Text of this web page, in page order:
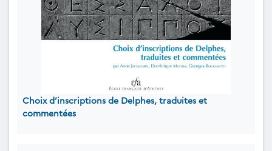
Choix d’inscriptions de Delphes, traduites et
commentées